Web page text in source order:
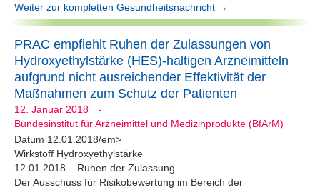
Weiter zur kompletten Gesundheitsnachricht →
PRAC empfiehlt Ruhen der Zulassungen von
Hydroxyethylstärke (HES)-haltigen Arzneimitteln
aufgrund nicht ausreichender Effektivität der
Maßnahmen zum Schutz der Patienten
12. Januar 2018
-
Bundesinstitut für Arzneimittel und Medizinprodukte (BfArM)
Datum 12.01.2018/em>
Wirkstoff Hydroxyethylstärke
12.01.2018 – Ruhen der Zulassung
Der Ausschuss für Risikobewertung im Bereich der